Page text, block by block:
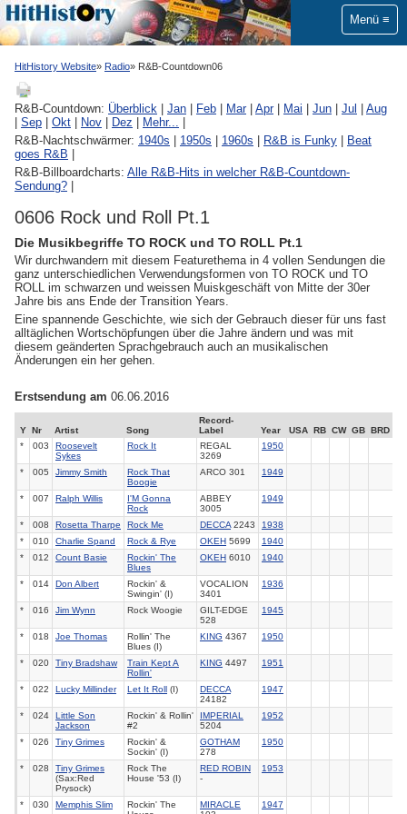
Menü
HitHistory Website Radio R&B-Countdown06
R&B-Countdown: Überblick Jan Feb Mar| Apr| Mai Jun Jul
Aug
Sep Okt Nov Dez Mehr...
R&B-Nachtschwärmer: 1940s 1950s 1960s R&B is Funky
Beat
goes R&B
R&B-Billboardcharts: Alle R&B-Hits in welcher R&B-Countdown-
Sendung?
0606 Rock und Roll Pt.1
Die Musikbegriffe TO ROCK und TO ROLL Pt.1
Wir durchwandern mit diesem Featurethema in 4 vollen Sendungen die
ganz unterschiedlichen Verwendungsformen von TO ROCK und TO
ROLL im schwarzen und weissen Muiskgeschäft von Mitte der 30er
Jahre bis ans Ende der Transition Years.
Eine spannende Geschichte, wie sich der Gebrauch dieser für uns fast
alltäglichen Wortschöpfungen über die Jahre ändern und was mit
diesem geänderten Sprachgebrauch auch an musikalischen
Änderungen ein her gehen.
Erstsendung am 06.06.2016
Y Nr Artist Song
Record-
Label
Year USA RB CW GB BRD
*
003
Roosevelt
Sykes
Rock It
REGAL
3269
1950
* 005 Jimmy Smith
Rock That
Boogie
ARCO 301 1949
* 007 Ralph Willis
I'M Gonna
Rock
ABBEY
3005
1949
* 008 Rosetta Tharpe Rock Me DECCA 2243
1938
*
010 Charlie Spand Rock & Rye OKEH 5699
1940
*
012 Count Basie
Rockin' The
Blues
OKEH 6010 1940
* 014 Don Albert
Rockin' &
Swingin' (I)
VOCALION
3401
1936
* 016 Jim Wynn Rock Woogie
GILT-EDGE
528
1945
* 018 Joe Thomas
Rollin' The
Blues (I)
KING 4367 1950
* 020 Tiny Bradshaw
Train Kept A
Rollin'
KING 4497 1951
* 022 Lucky Millinder Let It Roll (I)
DECCA
24182
1947
* 024
Little Son
Jackson
Rockin' & Rollin'
#2
IMPERIAL
5204
1952
* 026 Tiny Grimes
Rockin' &
Sockin' (I)
GOTHAM
278
1950
* 028
Tiny Grimes
(Sax:Red
Prysock)
Rock The
House '53 (I)
RED ROBIN
-
1953
* 030 Memphis Slim
Rockin' The
MIRACLE
1947